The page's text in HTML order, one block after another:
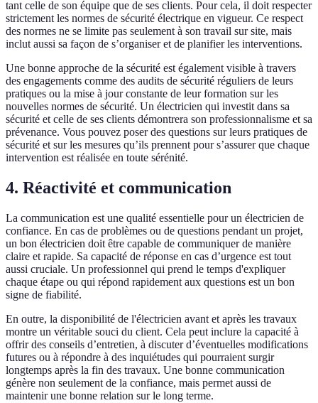
tant celle de son équipe que de ses clients. Pour cela, il doit respecter
strictement les normes de sécurité électrique en vigueur. Ce respect
des normes ne se limite pas seulement à son travail sur site, mais
inclut aussi sa façon de s’organiser et de planifier les interventions.
Une bonne approche de la sécurité est également visible à travers
des engagements comme des audits de sécurité réguliers de leurs
pratiques ou la mise à jour constante de leur formation sur les
nouvelles normes de sécurité. Un électricien qui investit dans sa
sécurité et celle de ses clients démontrera son professionnalisme et sa
prévenance. Vous pouvez poser des questions sur leurs pratiques de
sécurité et sur les mesures qu’ils prennent pour s’assurer que chaque
intervention est réalisée en toute sérénité.
4. Réactivité et communication
La communication est une qualité essentielle pour un électricien de
confiance. En cas de problèmes ou de questions pendant un projet,
un bon électricien doit être capable de communiquer de manière
claire et rapide. Sa capacité de réponse en cas d’urgence est tout
aussi cruciale. Un professionnel qui prend le temps d'expliquer
chaque étape ou qui répond rapidement aux questions est un bon
signe de fiabilité.
En outre, la disponibilité de l'électricien avant et après les travaux
montre un véritable souci du client. Cela peut inclure la capacité à
offrir des conseils d’entretien, à discuter d’éventuelles modifications
futures ou à répondre à des inquiétudes qui pourraient surgir
longtemps après la fin des travaux. Une bonne communication
génère non seulement de la confiance, mais permet aussi de
maintenir une bonne relation sur le long terme.